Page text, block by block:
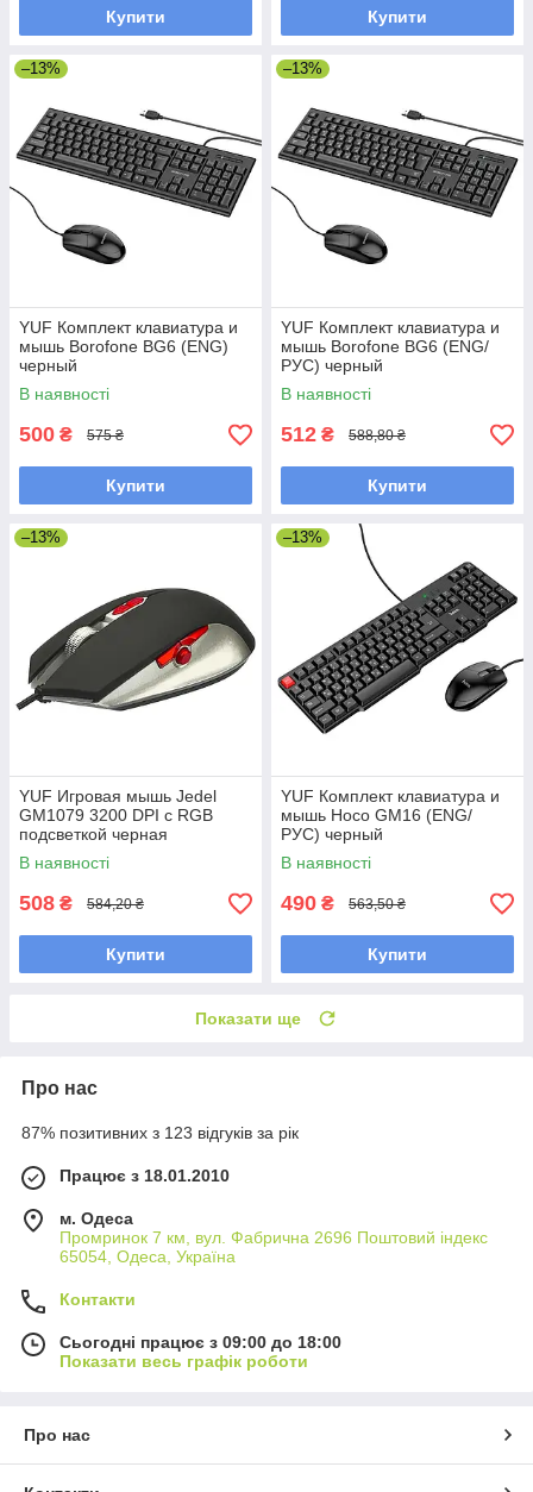
Купити Купити
–13%
YUF Комплект клавиатура и
мышь Borofone BG6 (ENG)
черный
В наявності
500 ₴ 575 ₴
Купити
–13%
YUF Комплект клавиатура и
мышь Borofone BG6 (ENG/
РУС) черный
В наявності
512 ₴ 588,80 ₴
Купити
–13%
YUF Игровая мышь Jedel
GM1079 3200 DPI с RGB
подсветкой черная
В наявності
508 ₴ 584,20 ₴
Купити
–13%
YUF Комплект клавиатура и
мышь Hoco GM16 (ENG/
РУС) черный
В наявності
490 ₴ 563,50 ₴
Купити
Показати ще
Про нас
87% позитивних з 123 відгуків за рік
Працює з 18.01.2010
м. Одеса
Промринок 7 км, вул. Фабрична 2696 Поштовий індекс
65054, Одеса, Україна
Контакти
Сьогодні працює з 09:00 до 18:00
Показати весь графік роботи
Про нас